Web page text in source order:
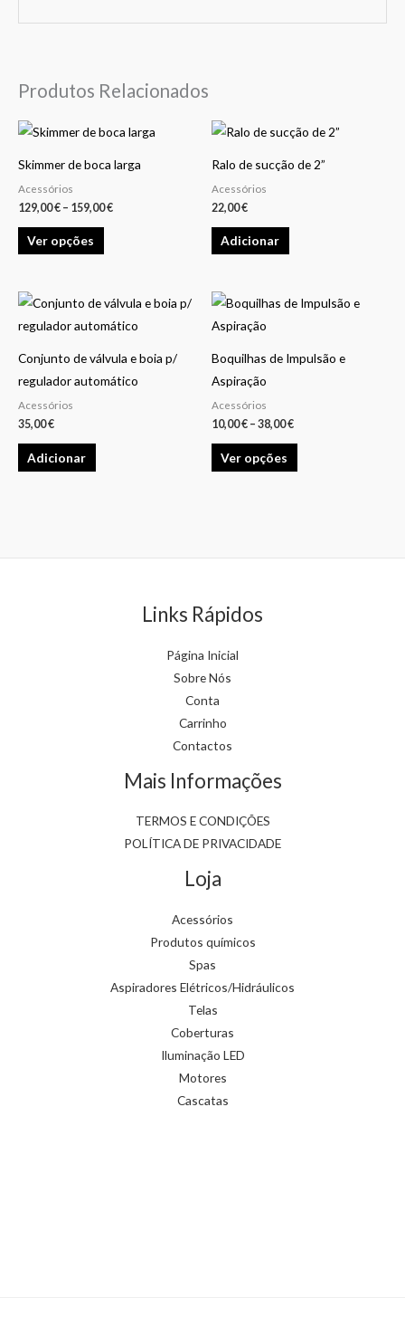
Produtos Relacionados
Skimmer de boca larga
Acessórios
129,00€ – 159,00€
Price
range:
through
Ver opções
This
be
chosen
on
the
Ralo de sucção de 2”
Acessórios
22,00€
Adicionar
Conjunto de válvula e boia p/
regulador automático
Acessórios
35,00€
Adicionar
Boquilhas de Impulsão e
Aspiração
Acessórios
10,00€ – 38,00€
Price
range:
38,00 €
Ver opções
This
multiple
Links Rápidos
Página Inicial
Sobre Nós
Conta
Carrinho
Contactos
Mais Informações
TERMOS E CONDIÇÕES
POLÍTICA DE PRIVACIDADE
Loja
Acessórios
Produtos químicos
Spas
Aspiradores Elétricos/Hidráulicos
Telas
Coberturas
Iluminação LED
Motores
Cascatas